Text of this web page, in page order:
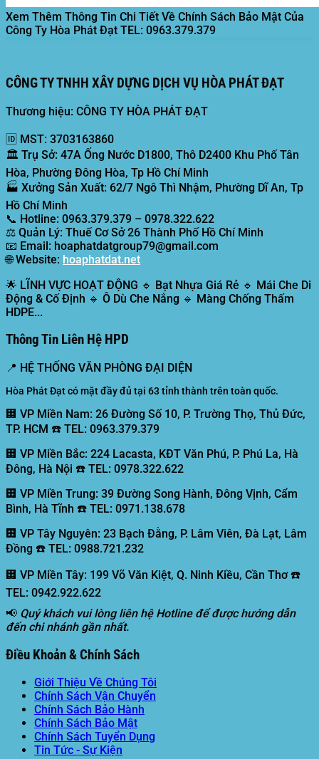
Xem Thêm Thông Tin Chi Tiết Về Chính Sách Bảo Mật Của
Công Ty Hòa Phát Đạt TEL: 0963.379.379
CÔNG TY TNHH XÂY DỰNG DỊCH VỤ HÒA PHÁT ĐẠT
Thương hiệu: CÔNG TY HÒA PHÁT ĐẠT
🆔 MST: 3703163860
🏛️ Trụ Sở: 47A Ống Nước D1800, Thô D2400 Khu Phố Tân
Hòa, Phường Đông Hòa, Tp Hồ Chí Minh
🏭 Xưởng Sản Xuất: 62/7 Ngô Thì Nhậm, Phường Dĩ An, Tp
Hồ Chí Minh
📞 Hotline: 0963.379.379 – 0978.322.622
⚖️ Quản Lý: Thuế Cơ Sở 26 Thành Phố Hồ Chí Minh
📧 Email: hoaphatdatgroup79@gmail.com
🌐Website: hoaphatdat.net
🌟 LĨNH VỰC HOẠT ĐỘNG 🔹 Bạt Nhựa Giá Rẻ 🔹 Mái Che Di
Động & Cố Định 🔹 Ô Dù Che Nắng 🔹 Màng Chống Thấm
HDPE...
Thông Tin Liên Hệ HPD
📍 HỆ THỐNG VĂN PHÒNG ĐẠI DIỆN
Hòa Phát Đạt có mặt đầy đủ tại 63 tỉnh thành trên toàn quốc.
🏢 VP Miền Nam: 26 Đường Số 10, P. Trường Thọ, Thủ Đức,
TP. HCM ☎️ TEL: 0963.379.379
🏢 VP Miền Bắc: 224 Lacasta, KĐT Văn Phú, P. Phú La, Hà
Đông, Hà Nội ☎️ TEL: 0978.322.622
🏢 VP Miền Trung: 39 Đường Song Hành, Đông Vịnh, Cẩm
Bình, Hà Tĩnh ☎️ TEL: 0971.138.678
🏢 VP Tây Nguyên: 23 Bạch Đằng, P. Lâm Viên, Đà Lạt, Lâm
Đồng ☎️ TEL: 0988.721.232
🏢 VP Miền Tây: 199 Võ Văn Kiệt, Q. Ninh Kiều, Cần Thơ ☎️
TEL: 0942.922.622
📢 Quý khách vui lòng liên hệ Hotline để được hướng dẫn
đến chi nhánh gần nhất.
Điều Khoản & Chính Sách
Giới Thiệu Về Chúng Tôi
Chính Sách Vận Chuyển
Chính Sách Bảo Hành
Chính Sách Bảo Mật
Chính Sách Tuyển Dụng
Tin Tức - Sự Kiện